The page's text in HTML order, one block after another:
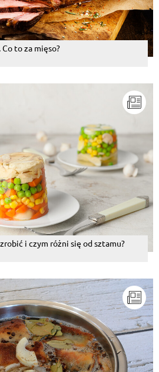
to za mięso?
i czym różni się od sztamu?